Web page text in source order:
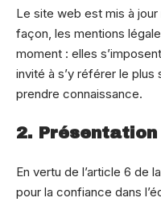
Le site web est mis à
façon, les mentions
moment : elles
invité à s’y référer le plus
prendre connaissance.
2.
En vertu de l’article 6 de
pour la confiance dans